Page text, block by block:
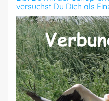
versuchst Du Dich als